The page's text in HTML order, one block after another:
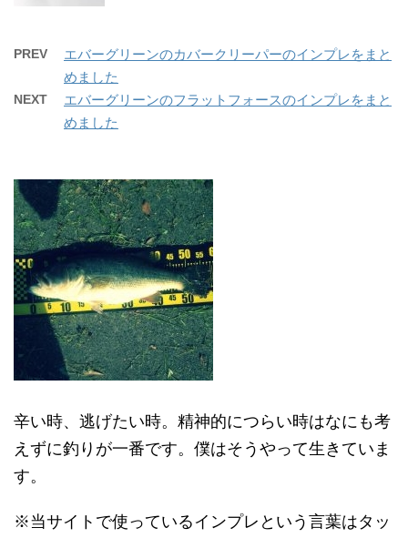
PREV
エバーグリーンのカバークリーパーのインプレをまと
めました
NEXT
エバーグリーンのフラットフォースのインプレをまと
めました
辛い時、逃げたい時。精神的につらい時はなにも考
えずに釣りが一番です。僕はそうやって生きていま
す。
※当サイトで使っているインプレという言葉はタッ